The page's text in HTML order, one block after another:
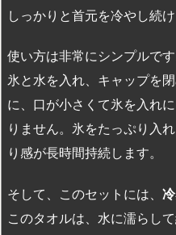
しっかりと首元を冷やし続け
使い方は非常にシンプルで
氷と水を入れ、キャップを
に、口が小さくて氷を入れ
りません。氷をたっぷり入
り感が長時間持続します。
そして、このセットには、
このタオルは、水に濡らし